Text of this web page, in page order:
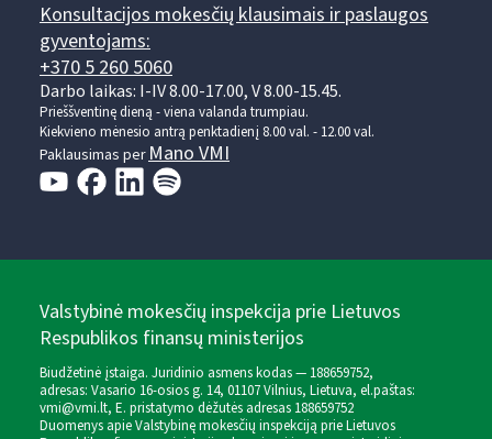
Konsultacijos mokesčių klausimais ir paslaugos
gyventojams:
+370 5 260 5060
Darbo laikas: I-IV 8.00-17.00, V 8.00-15.45.
Prieššventinę dieną - viena valanda trumpiau.
Kiekvieno mėnesio antrą penktadienį 8.00 val. - 12.00 val.
Paklausimas perMano VMI
Valstybinė mokesčių inspekcija prie Lietuvos
Respublikos finansų ministerijos
Biudžetinė įstaiga. Juridinio asmens kodas — 188659752,
adresas: Vasario 16-osios g. 14, 01107 Vilnius, Lietuva, el.paštas:
vmi@vmi.lt, E. pristatymo dėžutės adresas 188659752
Duomenys apie Valstybinę mokesčių inspekciją prie Lietuvos